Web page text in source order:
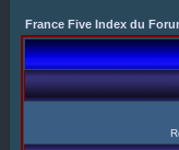
France Five Index du